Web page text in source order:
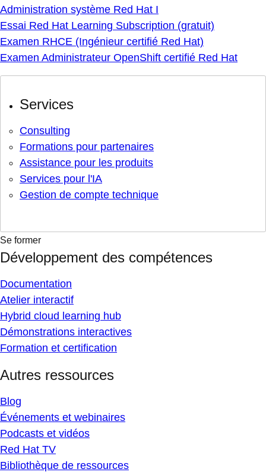
Administration système Red Hat I
Essai Red Hat Learning Subscription (gratuit)
Examen RHCE (Ingénieur certifié Red Hat)
Examen Administrateur OpenShift certifié Red Hat
Services
Consulting
Formations pour partenaires
Assistance pour les produits
Services pour l'IA
Gestion de compte technique
Se former
Développement des compétences
Documentation
Atelier interactif
Hybrid cloud learning hub
Démonstrations interactives
Formation et certification
Autres ressources
Blog
Événements et webinaires
Podcasts et vidéos
Red Hat TV
Bibliothèque de ressources